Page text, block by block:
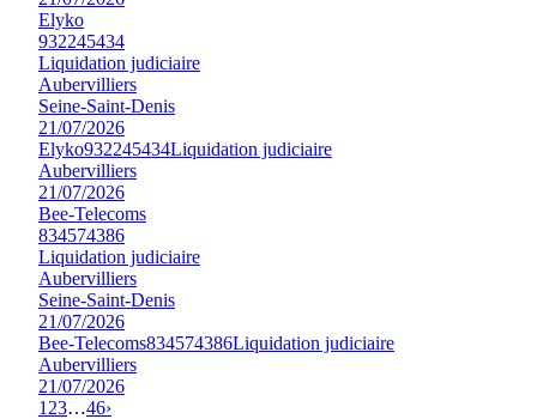
Elyko
932245434
Liquidation judiciaire
Aubervilliers
Seine-Saint-Denis
21/07/2026
Elyko932245434Liquidation judiciaire
Aubervilliers
21/07/2026
Bee-Telecoms
834574386
Liquidation judiciaire
Aubervilliers
Seine-Saint-Denis
21/07/2026
Bee-Telecoms834574386Liquidation judiciaire
Aubervilliers
21/07/2026
1 23…46›